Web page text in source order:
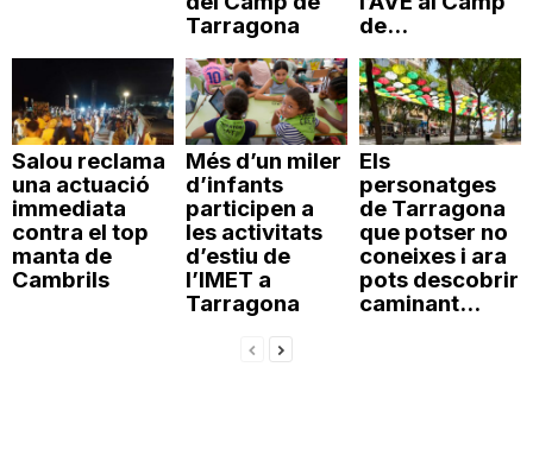
Tarragona
de...
Salou reclama
una actuació
immediata
contra el top
manta de
Cambrils
Més d’un miler
d’infants
participen a
les activitats
d’estiu de
l’IMET a
Tarragona
Els
personatges
de Tarragona
que potser no
coneixes i ara
pots descobrir
caminant...